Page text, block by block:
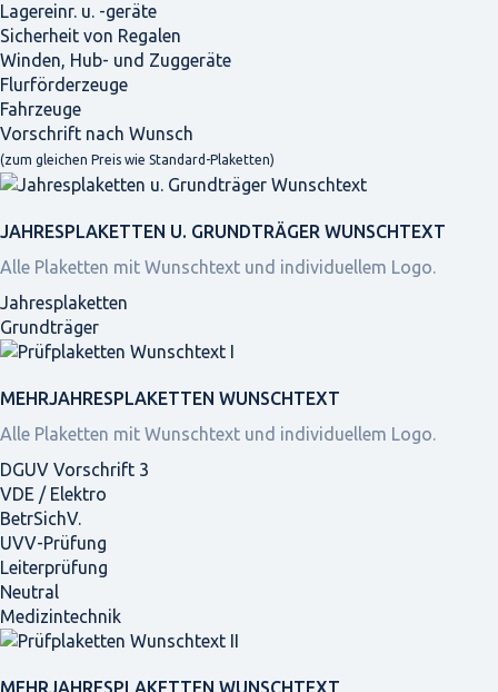
Lagereinr. u. -geräte
Sicherheit von Regalen
Winden, Hub- und Zuggeräte
Flurförderzeuge
Fahrzeuge
Vorschrift nach Wunsch
(zum gleichen Preis wie Standard-Plaketten)
JAHRES­PLAKETTEN U. GRUNDTRÄGER WUNSCHTEXT
Alle Plaketten mit Wunschtext und individuellem Logo.
Jahresplaketten
Grundträger
MEHRJAHRES­PLAKETTEN WUNSCHTEXT
Alle Plaketten mit Wunschtext und individuellem Logo.
DGUV Vorschrift 3
VDE / Elektro
BetrSichV.
UVV-Prüfung
Leiterprüfung
Neutral
Medizintechnik
MEHRJAHRES­PLAKETTEN WUNSCHTEXT